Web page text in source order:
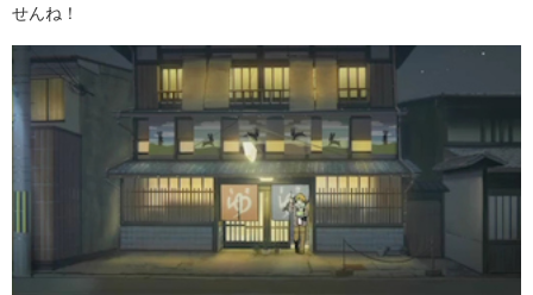
せんね！